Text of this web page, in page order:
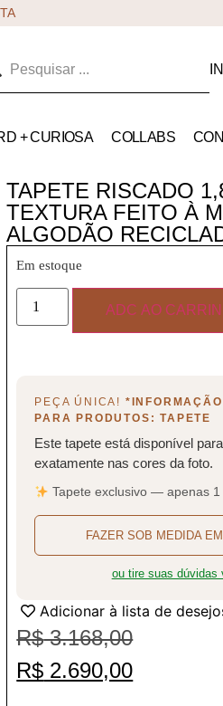
+ CURIOSA COLLABS
TAPETE RISCADO
TEXTURA FEITO À
ALGODÃO
Em estoque
ADC AO
PEÇA ÚNICA!
PARA PRODUTOS: TAPETE
Este tapete está disponível
exatamente nas cores da foto.
Tapete exclusivo — apenas
FAZER SOB MEDIDA
ou tire suas dúvidas
Adicionar à lista de
R$3.168,00
R$ 2.690,00